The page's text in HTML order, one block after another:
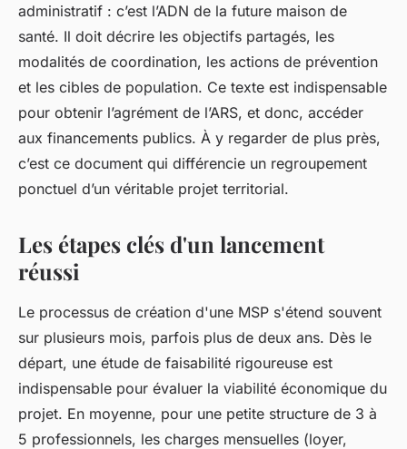
administratif : c’est l’ADN de la future maison de
santé. Il doit décrire les objectifs partagés, les
modalités de coordination, les actions de prévention
et les cibles de population. Ce texte est indispensable
pour obtenir l’agrément de l’ARS, et donc, accéder
aux financements publics. À y regarder de plus près,
c’est ce document qui différencie un regroupement
ponctuel d’un véritable projet territorial.
Les étapes clés d'un lancement
réussi
Le processus de création d'une MSP s'étend souvent
sur plusieurs mois, parfois plus de deux ans. Dès le
départ, une étude de faisabilité rigoureuse est
indispensable pour évaluer la viabilité économique du
projet. En moyenne, pour une petite structure de 3 à
5 professionnels, les charges mensuelles (loyer,